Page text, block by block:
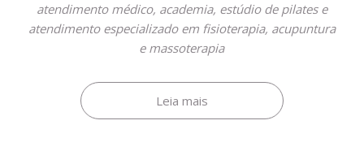
atendimento médico, academia, estúdio de pilates e
atendimento especializado em fisioterapia, acupuntura
e massoterapia
Leia mais